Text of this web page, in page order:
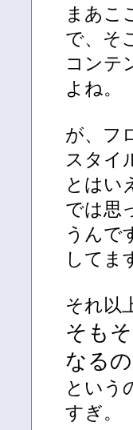
まあこ
で、そ
コンテ
よね。
が、フ
スタイ
とはい
では思
うんで
してま
それ以
そも
なる
という
すぎ。